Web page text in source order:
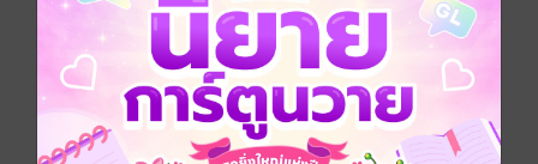
รายละเอียดเนื้อหา:
เพราะในโลกนี้มีคู่มือสอนวิธี "เอาใจลูกค้า" อยู่มากมาย แต่
คู่มือที่หันกลับมา "กอดคนทำงาน" นั้นแทบจะไม่มีเลย คู่มือ
ฉบับนี้จึงถูกสร้างมาเพื่อเป็น 'หลักยึดใจ' ในวันที่พายุ
อารมณ์พัดผ่านเข้ามา